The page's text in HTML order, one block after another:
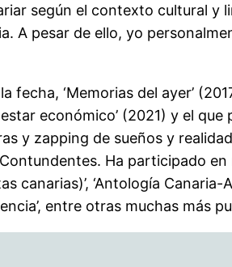
según el contexto cultural y
pesar de ello, yo
‘Memorias del ayer’
económico’ (2021) y el
y zapping de sueños y
Ha participado
canarias)’, ‘Antología Canaria-
entre otras muchas más